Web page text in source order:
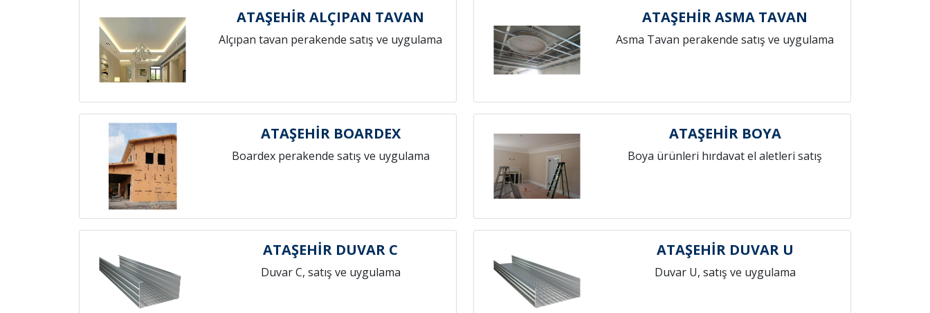
ATAŞEHİR ALÇIPAN TAVAN
Alçıpan tavan perakende satış ve uygulama
ATAŞEHİR ASMA TAVAN
Asma Tavan perakende satış ve uygulama
ATAŞEHİR BOARDEX
Boardex perakende satış ve uygulama
ATAŞEHİR BOYA
Boya ürünleri hırdavat el aletleri satış
ATAŞEHİR DUVAR C
Duvar C, satış ve uygulama
ATAŞEHİR DUVAR U
Duvar U, satış ve uygulama